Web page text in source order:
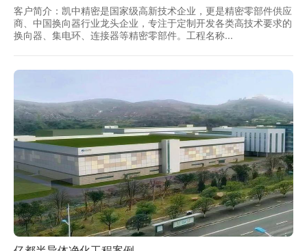
客户简介：凯中精密是国家级高新技术企业，更是精密零部件供应
商、中国换向器行业龙头企业，专注于定制开发各类高技术要求的
换向器、集电环、连接器等精密零部件。工程名称...